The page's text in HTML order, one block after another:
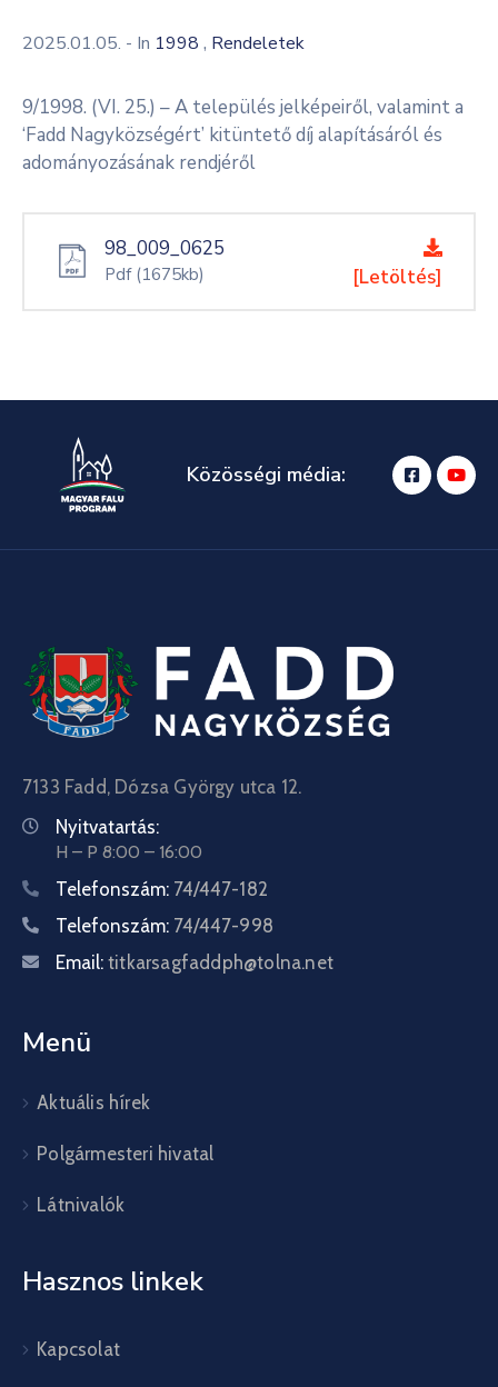
2025.01.05. - In 1998 , Rendeletek
9/1998. (VI. 25.) – A település jelképeiről, valamint a
‘Fadd Nagyközségért’ kitüntető díj alapításáról és
adományozásának rendjéről
98_009_0625
Pdf (1675kb) [Letöltés]
Közösségi média:
7133 Fadd, Dózsa György utca 12.
Nyitvatartás:
H – P 8:00 – 16:00
Telefonszám: 74/447-182
Telefonszám: 74/447-998
Email: titkarsagfaddph@tolna.net
Menü
Aktuális hírek
Polgármesteri hivatal
Látnivalók
Hasznos linkek
Kapcsolat